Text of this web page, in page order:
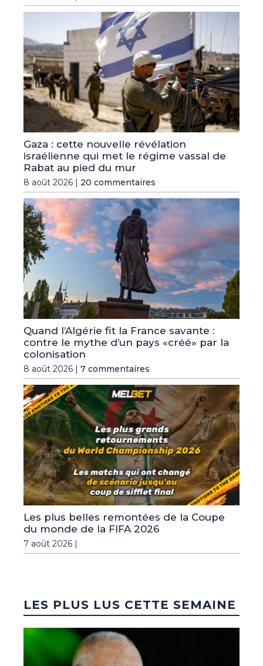
Gaza : cette nouvelle révélation
israélienne qui met le régime vassal de
Rabat au pied du mur
8 août 2026 | 20 commentaires
Quand l’Algérie fit la France savante :
contre le mythe d’un pays «créé» par la
colonisation
8 août 2026 | 7 commentaires
Les plus belles remontées de la Coupe
du monde de la FIFA 2026
7 août 2026 |
LES PLUS LUS CETTE SEMAINE